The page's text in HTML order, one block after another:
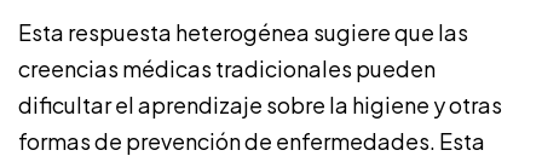
Esta respuesta heterogénea sugiere que las
creencias médicas tradicionales pueden
dificultar el aprendizaje sobre la higiene y otras
formas de prevención de enfermedades. Esta